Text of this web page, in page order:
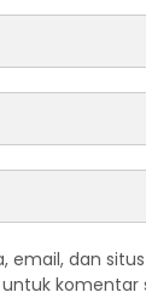
email, dan
komentar